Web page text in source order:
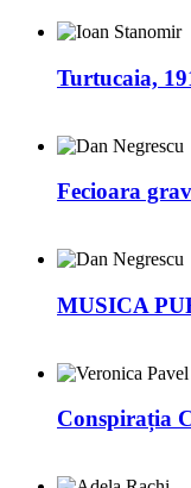
Turtucaia,
Fecioara
MUSICA
Conspirația